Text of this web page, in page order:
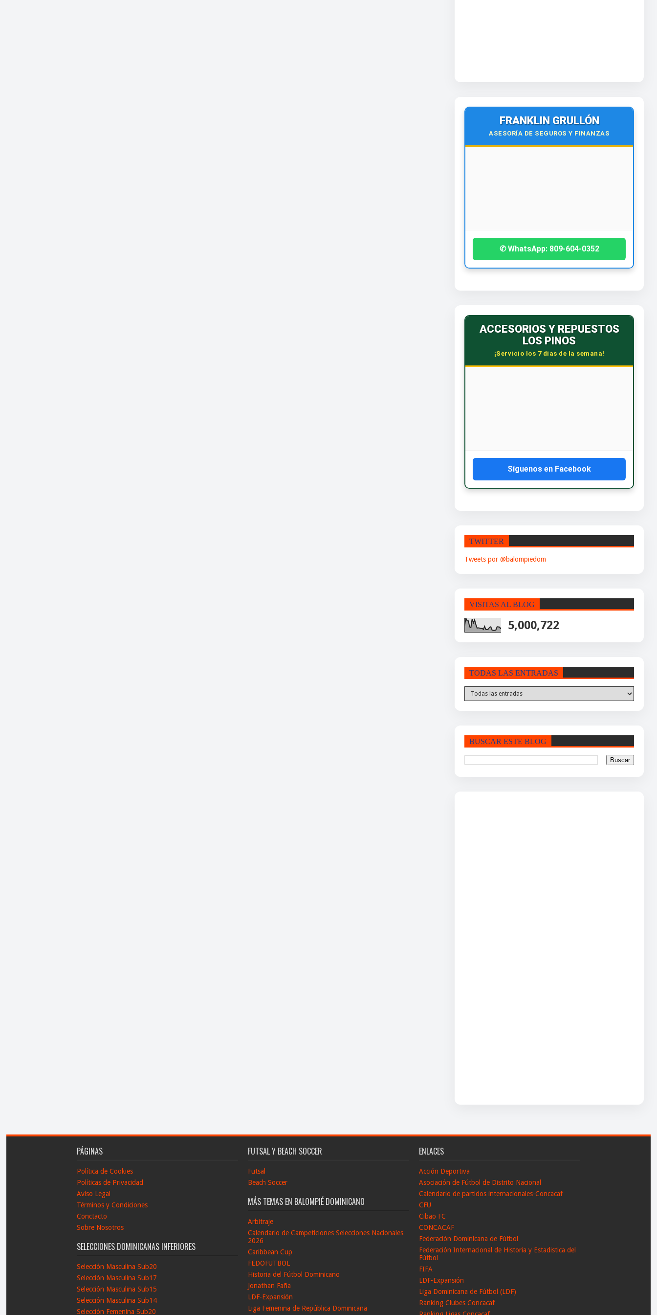
FRANKLIN GRULLÓN
ASESORÍA DE SEGUROS Y FINANZAS
✆ WhatsApp: 809-604-0352
ACCESORIOS Y REPUESTOS
LOS PINOS
¡Servicio los 7 días de la semana!
Síguenos en Facebook
TWITTER
Tweets por @balompiedom
VISITAS AL BLOG
5,000,722
TODAS LAS ENTRADAS
BUSCAR ESTE BLOG
PÁGINAS
Política de Cookies
Políticas de Privacidad
Aviso Legal
Términos y Condiciones
Conctacto
Sobre Nosotros
SELECCIONES DOMINICANAS INFERIORES
Selección Masculina Sub20
Selección Masculina Sub17
Selección Masculina Sub15
Selección Masculina Sub14
Selección Femenina Sub20
FUTSAL Y BEACH SOCCER
Futsal
Beach Soccer
MÁS TEMAS EN BALOMPIÉ DOMINICANO
Arbitraje
Calendario de Campeticiones Selecciones Nacionales
2026
Caribbean Cup
FEDOFUTBOL
Historia del Fútbol Dominicano
Jonathan Faña
LDF-Expansión
Liga Femenina de República Dominicana
ENLACES
Acción Deportiva
Asociación de Fútbol de Distrito Nacional
Calendario de partidos internacionales-Concacaf
CFU
Cibao FC
CONCACAF
Federación Dominicana de Fútbol
Federación Internacional de Historia y Estadistica del
Fútbol
FIFA
LDF-Expansión
Liga Dominicana de Fútbol (LDF)
Ranking Clubes Concacaf